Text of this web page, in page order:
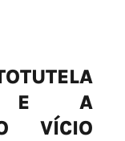
E A
VÍCIO